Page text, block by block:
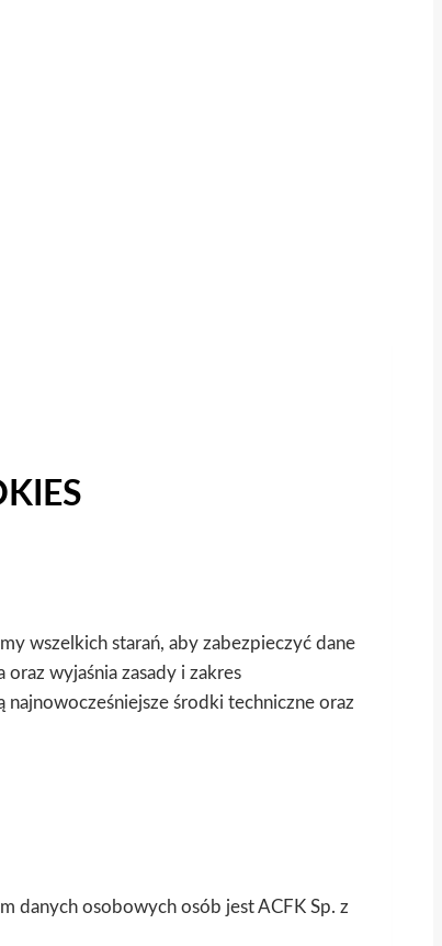
wszelkich starań, aby zabezpieczyć dane
wyjaśnia zasady i zakres
środki techniczne oraz
danych osobowych osób jest ACFK Sp. z